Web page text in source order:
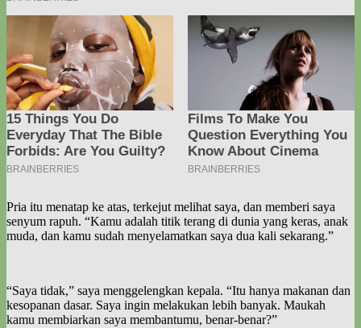
Pria itu menatap ke atas, terkejut melihat saya, dan memberi saya
senyum rapuh. “Kamu adalah titik terang di dunia yang keras, anak
muda, dan kamu sudah menyelamatkan saya dua kali sekarang.”
“Saya tidak,” saya menggelengkan kepala. “Itu hanya makanan dan
kesopanan dasar. Saya ingin melakukan lebih banyak. Maukah
kamu membiarkan saya membantumu, benar-benar?”